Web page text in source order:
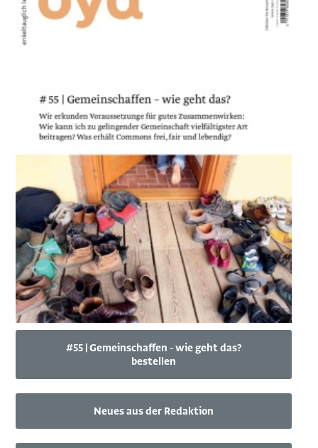
#55 | Gemeinschaffen - wie geht das?
bestellen
Neues aus der Redaktion